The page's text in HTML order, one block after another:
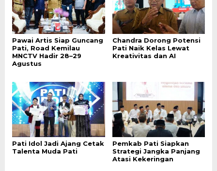
Pawai Artis Siap Guncang
Pati, Road Kemilau
MNCTV Hadir 28–29
Agustus
Chandra Dorong Potensi
Pati Naik Kelas Lewat
Kreativitas dan AI
Pati Idol Jadi Ajang Cetak
Talenta Muda Pati
Pemkab Pati Siapkan
Strategi Jangka Panjang
Atasi Kekeringan